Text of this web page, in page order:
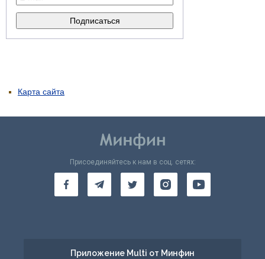
Карта сайта
Присоединяйтесь к нам в соц. сетях:
Приложение Multi от Минфин